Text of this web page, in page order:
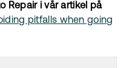
Repair i vår artikel på
pitfalls when going